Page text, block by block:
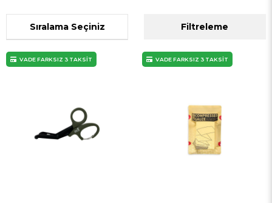
Filtreleme
Sıralama
VADE FARKSIZ 3 TAKSİT VADE FARKSIZ 3 TAKSİT